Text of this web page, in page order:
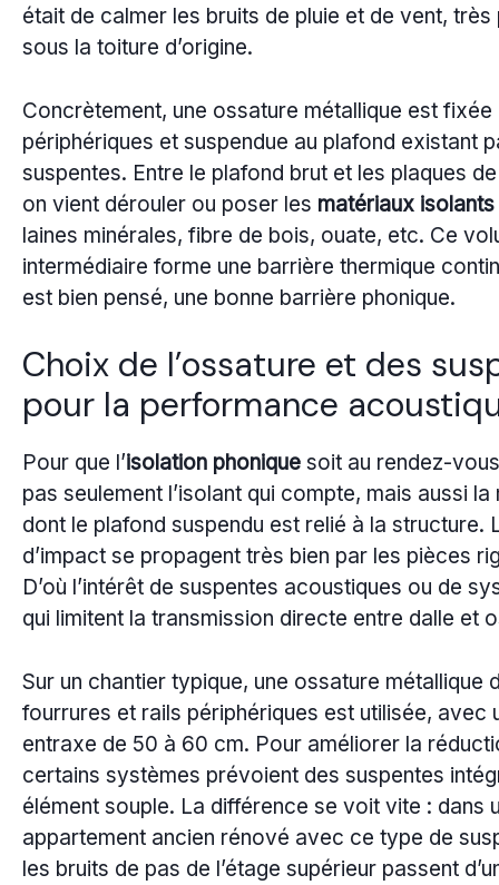
était de calmer les bruits de pluie et de vent, très
sous la toiture d’origine.
Concrètement, une ossature métallique est fixée
périphériques et suspendue au plafond existant
suspentes. Entre le plafond brut et les plaques
on vient dérouler ou poser les matériaux isolants
laines minérales, fibre de bois, ouate, etc. Ce
intermédiaire forme une barrière thermique
est bien pensé, une bonne barrière phonique.
Choix de l’ossature et des
pour la performance
Pour que l’isolation phonique soit au rendez-
pas seulement l’isolant qui compte, mais aussi la
dont le plafond suspendu est relié à la structure.
d’impact se propagent très bien par les pièces
D’où l’intérêt de suspentes acoustiques ou de
qui limitent la transmission directe entre dalle et
Sur un chantier typique, une ossature métallique
fourrures et rails périphériques est utilisée, avec
entraxe de 50 à 60 cm. Pour améliorer la
certains systèmes prévoient des suspentes
élément souple. La différence se voit vite : dans
appartement ancien rénové avec ce type de
les bruits de pas de l’étage supérieur passent